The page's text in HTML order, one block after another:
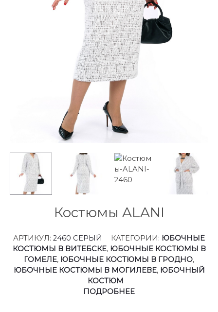
Костюмы ALANI
АРТИКУЛ: 2460 СЕРЫЙ КАТЕГОРИИ: ЮБОЧНЫЕ
КОСТЮМЫ В ВИТЕБСКЕ, ЮБОЧНЫЕ КОСТЮМЫ В
ГОМЕЛЕ, ЮБОЧНЫЕ КОСТЮМЫ В ГРОДНО,
ЮБОЧНЫЕ КОСТЮМЫ В МОГИЛЕВЕ, ЮБОЧНЫЙ
КОСТЮМ
ПОДРОБНЕЕ